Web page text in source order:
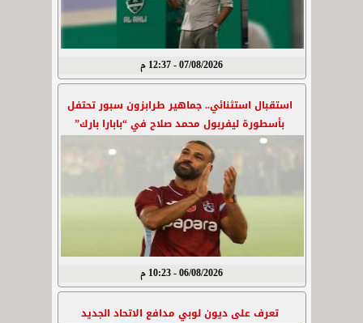
07/08/2026 - 12:37 م
استقبال استثنائي.. جماهير طرابزون سبور تحتفل
بأسطورة ليفربول محمد صلاح في “بابارا بارك”
06/08/2026 - 10:23 م
تعرف على ديون لوبي مدافع الاتحاد الجديد